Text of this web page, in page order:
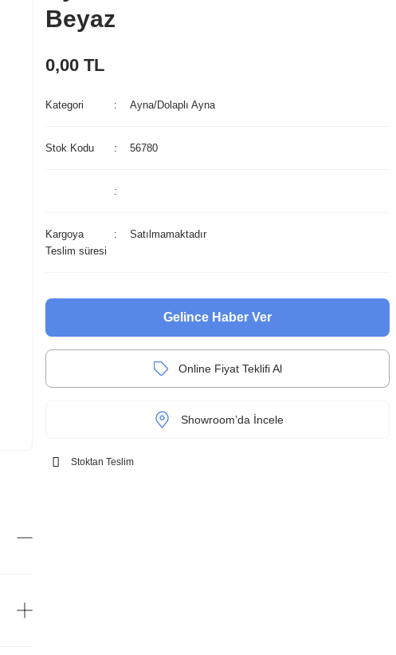
Beyaz
0,00 TL
Kategori Ayna/Dolaplı Ayna
Stok Kodu 56780
Kargoya
Teslim süresi
Satılmamaktadır
Gelince Haber Ver
Online Fiyat Teklifi Al
Showroom’da İncele
Stoktan Teslim